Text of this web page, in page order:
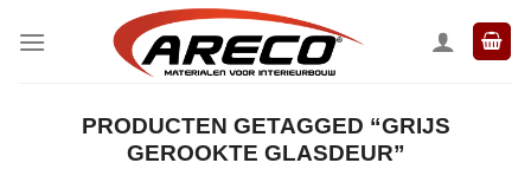
naar
PRODUCTEN GETAGGED “GRIJS
GEROOKTE GLASDEUR”